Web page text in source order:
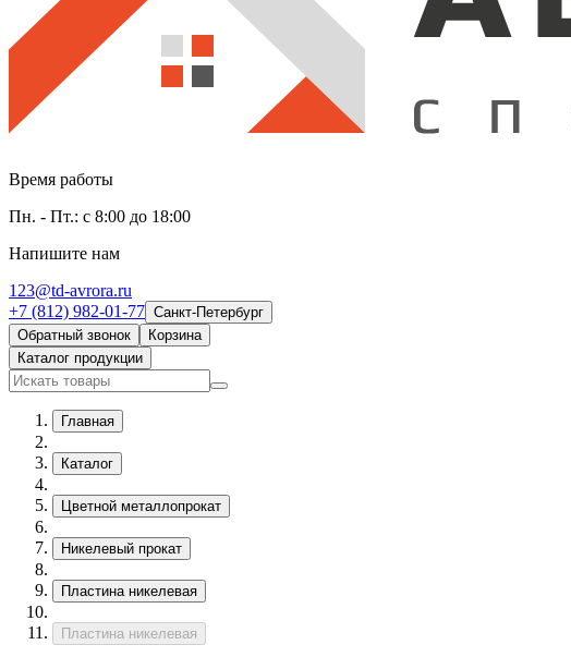
Время работы
Пн. - Пт.: с 8:00 до 18:00
Напишите нам
123@td-avrora.ru
+7 (812) 982-01-77 Санкт-Петербург
Обратный звонок
Корзина
Каталог продукции
Главная
Каталог
Цветной металлопрокат
Никелевый прокат
Пластина никелевая
Пластина никелевая